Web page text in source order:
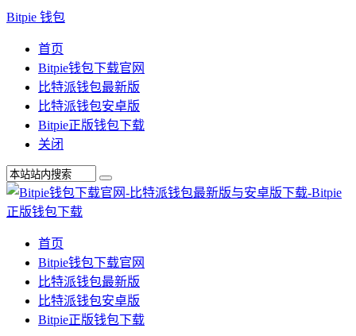
Bitpie 钱包
首页
Bitpie钱包下载官网
比特派钱包最新版
比特派钱包安卓版
Bitpie正版钱包下载
关闭
首页
Bitpie钱包下载官网
比特派钱包最新版
比特派钱包安卓版
Bitpie正版钱包下载